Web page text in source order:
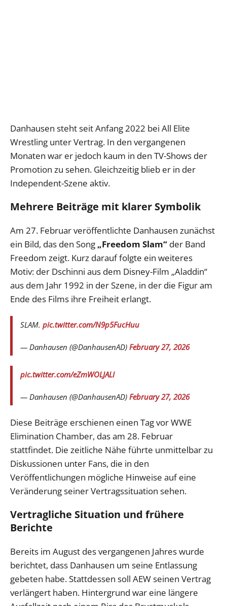
Danhausen steht seit Anfang 2022 bei All Elite
Wrestling unter Vertrag. In den vergangenen
Monaten war er jedoch kaum in den TV-Shows der
Promotion zu sehen. Gleichzeitig blieb er in der
Independent-Szene aktiv.
Mehrere Beiträge mit klarer Symbolik
Am 27. Februar veröffentlichte Danhausen zunächst
ein Bild, das den Song „Freedom Slam“ der Band
Freedom zeigt. Kurz darauf folgte ein weiteres
Motiv: der Dschinni aus dem Disney-Film „Aladdin“
aus dem Jahr 1992 in der Szene, in der die Figur am
Ende des Films ihre Freiheit erlangt.
SLAM. pic.twitter.com/N9p5FucHuu
— Danhausen (@DanhausenAD) February 27, 2026
pic.twitter.com/eZmWOLJALI
— Danhausen (@DanhausenAD) February 27, 2026
Diese Beiträge erschienen einen Tag vor WWE
Elimination Chamber, das am 28. Februar
stattfindet. Die zeitliche Nähe führte unmittelbar zu
Diskussionen unter Fans, die in den
Veröffentlichungen mögliche Hinweise auf eine
Veränderung seiner Vertragssituation sehen.
Vertragliche Situation und frühere
Berichte
Bereits im August des vergangenen Jahres wurde
berichtet, dass Danhausen um seine Entlassung
gebeten habe. Stattdessen soll AEW seinen Vertrag
verlängert haben. Hintergrund war eine längere